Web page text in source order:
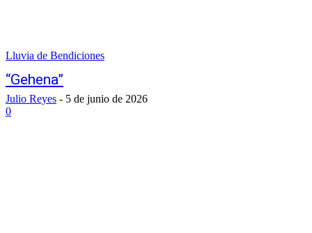
Lluvia de Bendiciones
“Gehena”
Julio Reyes - 5 de junio de 2026
0